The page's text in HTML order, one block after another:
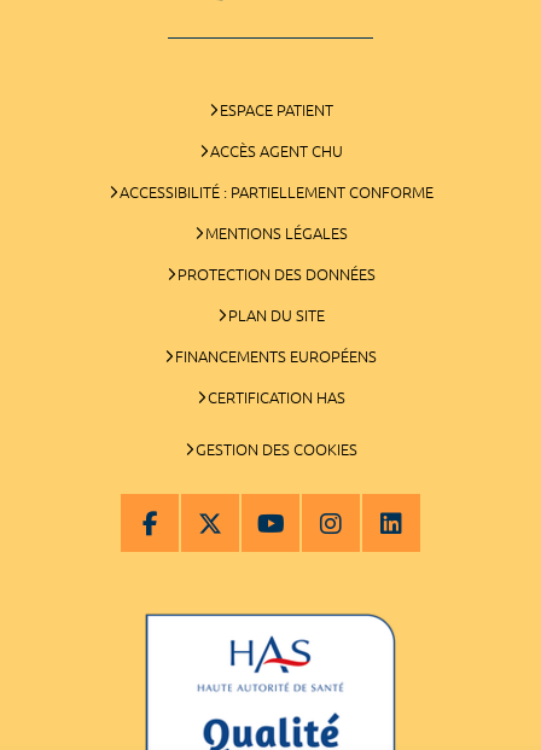
ESPACE PATIENT
ACCÈS AGENT CHU
ACCESSIBILITÉ : PARTIELLEMENT CONFORME
MENTIONS LÉGALES
PROTECTION DES DONNÉES
PLAN DU SITE
FINANCEMENTS EUROPÉENS
CERTIFICATION HAS
GESTION DES COOKIES